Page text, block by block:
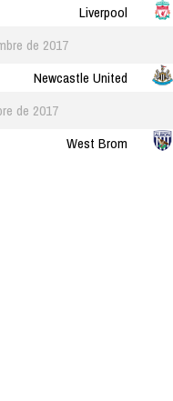
Liverpool
de 2017
Newcastle United
de 2017
West Brom